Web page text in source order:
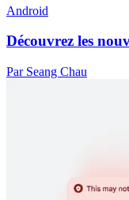
Android
Découvrez les
Par Seang Chau